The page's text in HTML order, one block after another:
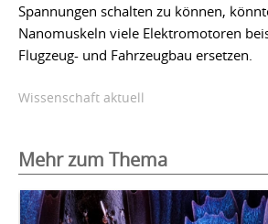
Spannungen schalten zu können,
Nanomuskeln viele Elektromotoren
Flugzeug- und Fahrzeugbau ersetzen.
Wissenschaft aktuell
Mehr zum Thema